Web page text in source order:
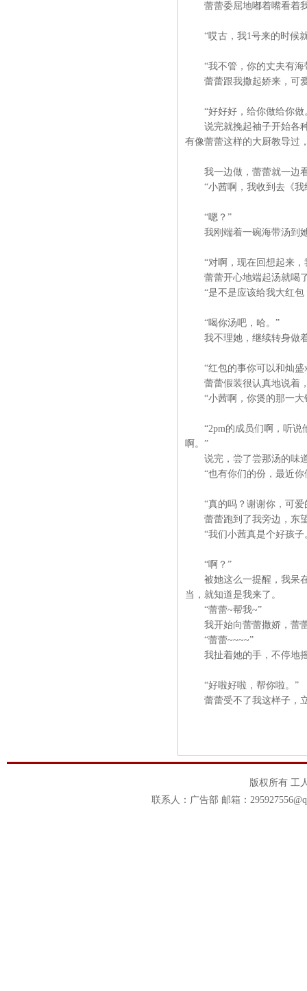
蕾蕾委屈地嘟着嘴看着
“哎古，我1号来的时候就
“我不管，你的丈夫有海
蕾蕾跟我撒起娇来，可爱
“好好好，给你做给你做
说完就挽起袖子开始各种
有像蕾蕾这样的大厨教导过
我一边做，蕾蕾就一边看
“小茜啊，我收到去《我
“嗯？”
我刚端着一碗海带汤到她
“对啊，现在回想起来，
蕾蕾开心地端起汤就喝
“是不是应该给我大红包
“喝你汤吧，哈。”
我不理她，继续转身做
“红包的事你可以和灿盛xi
蕾蕾假装很认真地说着，
“小茜啊，你煲的那一大
“2pm的成员们啊，听说
啊。”
说完，尝了尝那汤的味
“也有你们的份，最近你
“真的吗？谢谢你，可爱
蕾蕾跑到了我旁边，东
“我们小茜真是个好孩子
“啊？”
被她这么一提醒，我呆在
当，就知道是我来了。
“蕾蕾~帮我~”
我开始向蕾蕾撒娇，蕾蕾
“蕾蕾~~~~”
我扯着她的手，不停地
“好啦好啦，帮你啦。”
蕾蕾受不了我这样子，立
版权所有 工
联系人：广告部 邮箱：